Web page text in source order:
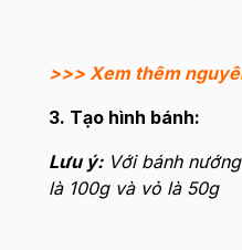
>>> Xem thêm
3. Tạo hình bánh:
Lưu ý:Với bánh nướng
là 100g và vỏ là 50g